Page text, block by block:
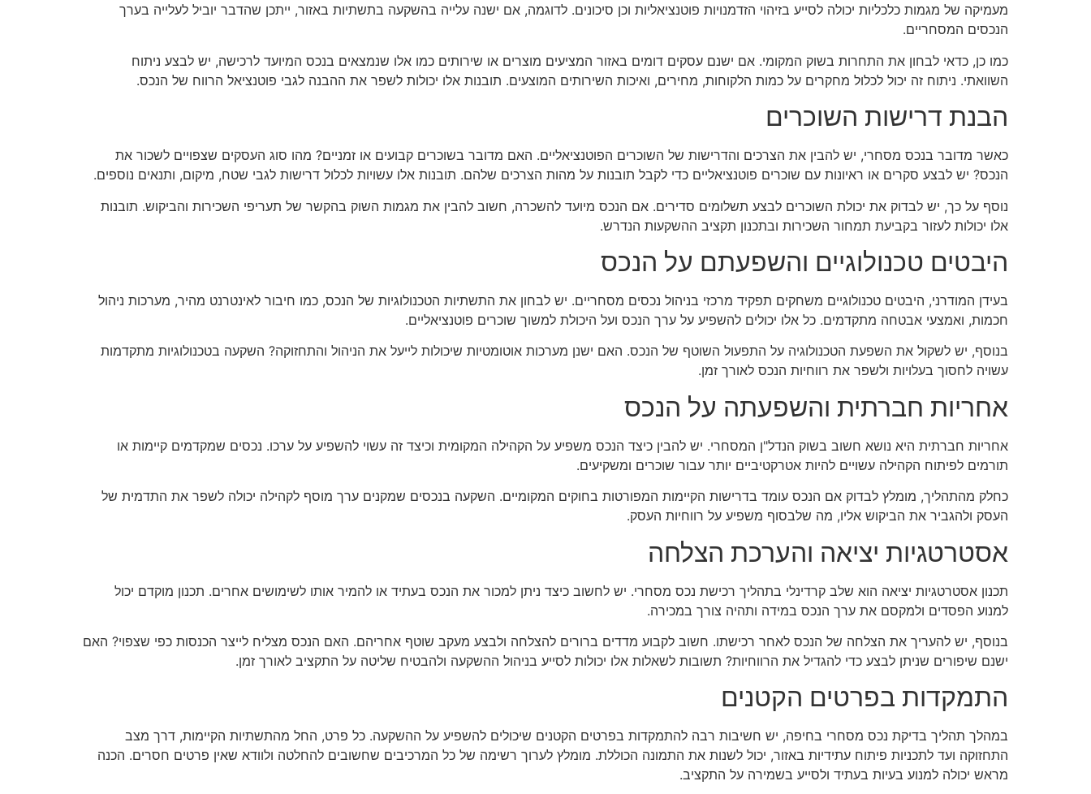
מעמיקה של מגמות כלכליות יכולה לסייע בזיהוי הזדמנויות פוטנציאליות וכן סיכונים. לדוגמה, אם ישנה עלייה בהשקעה בתשתיות באזור, ייתכן שהדבר יוביל לעלייה בערך
הנכסים המסחריים.
כמו כן, כדאי לבחון את התחרות בשוק המקומי. אם ישנם עסקים דומים באזור המציעים מוצרים או שירותים כמו אלו שנמצאים בנכס המיועד לרכישה, יש לבצע ניתוח
השוואתי. ניתוח זה יכול לכלול מחקרים על כמות הלקוחות, מחירים, ואיכות השירותים המוצעים. תובנות אלו יכולות לשפר את ההבנה לגבי פוטנציאל הרווח של הנכס.
הבנת דרישות השוכרים
כאשר מדובר בנכס מסחרי, יש להבין את הצרכים והדרישות של השוכרים הפוטנציאליים. האם מדובר בשוכרים קבועים או זמניים? מהו סוג העסקים שצפויים לשכור את
הנכס? יש לבצע סקרים או ראיונות עם שוכרים פוטנציאליים כדי לקבל תובנות על מהות הצרכים שלהם. תובנות אלו עשויות לכלול דרישות לגבי שטח, מיקום, ותנאים נוספים.
נוסף על כך, יש לבדוק את יכולת השוכרים לבצע תשלומים סדירים. אם הנכס מיועד להשכרה, חשוב להבין את מגמות השוק בהקשר של תעריפי השכירות והביקוש. תובנות
אלו יכולות לעזור בקביעת תמחור השכירות ובתכנון תקציב ההשקעות הנדרש.
היבטים טכנולוגיים והשפעתם על הנכס
בעידן המודרני, היבטים טכנולוגיים משחקים תפקיד מרכזי בניהול נכסים מסחריים. יש לבחון את התשתיות הטכנולוגיות של הנכס, כמו חיבור לאינטרנט מהיר, מערכות ניהול
חכמות, ואמצעי אבטחה מתקדמים. כל אלו יכולים להשפיע על ערך הנכס ועל היכולת למשוך שוכרים פוטנציאליים.
בנוסף, יש לשקול את השפעת הטכנולוגיה על התפעול השוטף של הנכס. האם ישנן מערכות אוטומטיות שיכולות לייעל את הניהול והתחזוקה? השקעה בטכנולוגיות מתקדמות
עשויה לחסוך בעלויות ולשפר את רווחיות הנכס לאורך זמן.
אחריות חברתית והשפעתה על הנכס
אחריות חברתית היא נושא חשוב בשוק הנדל"ן המסחרי. יש להבין כיצד הנכס משפיע על הקהילה המקומית וכיצד זה עשוי להשפיע על ערכו. נכסים שמקדמים קיימות או
תורמים לפיתוח הקהילה עשויים להיות אטרקטיביים יותר עבור שוכרים ומשקיעים.
כחלק מהתהליך, מומלץ לבדוק אם הנכס עומד בדרישות הקיימות המפורטות בחוקים המקומיים. השקעה בנכסים שמקנים ערך מוסף לקהילה יכולה לשפר את התדמית של
העסק ולהגביר את הביקוש אליו, מה שלבסוף משפיע על רווחיות העסק.
אסטרטגיות יציאה והערכת הצלחה
תכנון אסטרטגיות יציאה הוא שלב קרדינלי בתהליך רכישת נכס מסחרי. יש לחשוב כיצד ניתן למכור את הנכס בעתיד או להמיר אותו לשימושים אחרים. תכנון מוקדם יכול
למנוע הפסדים ולמקסם את ערך הנכס במידה ותהיה צורך במכירה.
בנוסף, יש להעריך את הצלחה של הנכס לאחר רכישתו. חשוב לקבוע מדדים ברורים להצלחה ולבצע מעקב שוטף אחריהם. האם הנכס מצליח לייצר הכנסות כפי שצפוי? האם
ישנם שיפורים שניתן לבצע כדי להגדיל את הרווחיות? תשובות לשאלות אלו יכולות לסייע בניהול ההשקעה ולהבטיח שליטה על התקציב לאורך זמן.
התמקדות בפרטים הקטנים
במהלך תהליך בדיקת נכס מסחרי בחיפה, יש חשיבות רבה להתמקדות בפרטים הקטנים שיכולים להשפיע על ההשקעה. כל פרט, החל מהתשתיות הקיימות, דרך מצב
התחזוקה ועד לתכניות פיתוח עתידיות באזור, יכול לשנות את התמונה הכוללת. מומלץ לערוך רשימה של כל המרכיבים שחשובים להחלטה ולוודא שאין פרטים חסרים. הכנה
מראש יכולה למנוע בעיות בעתיד ולסייע בשמירה על התקציב.